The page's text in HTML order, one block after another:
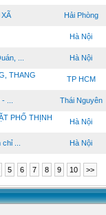
Hải Phòng
Hà Nội
... Hà Nội
THANG
TP HCM
... Thái Nguyên
PHỐ THỊNH
Hà Nội
... Hà Nội
5 6 7 8 9 10 >>